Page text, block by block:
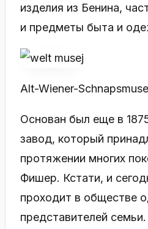
изделия из Бенина,
и предметы быта и
Alt-Wiener-
Основан был еще в
завод, который
протяжении многих
Фишер. Кстати, и
проходит в обществе
представителей